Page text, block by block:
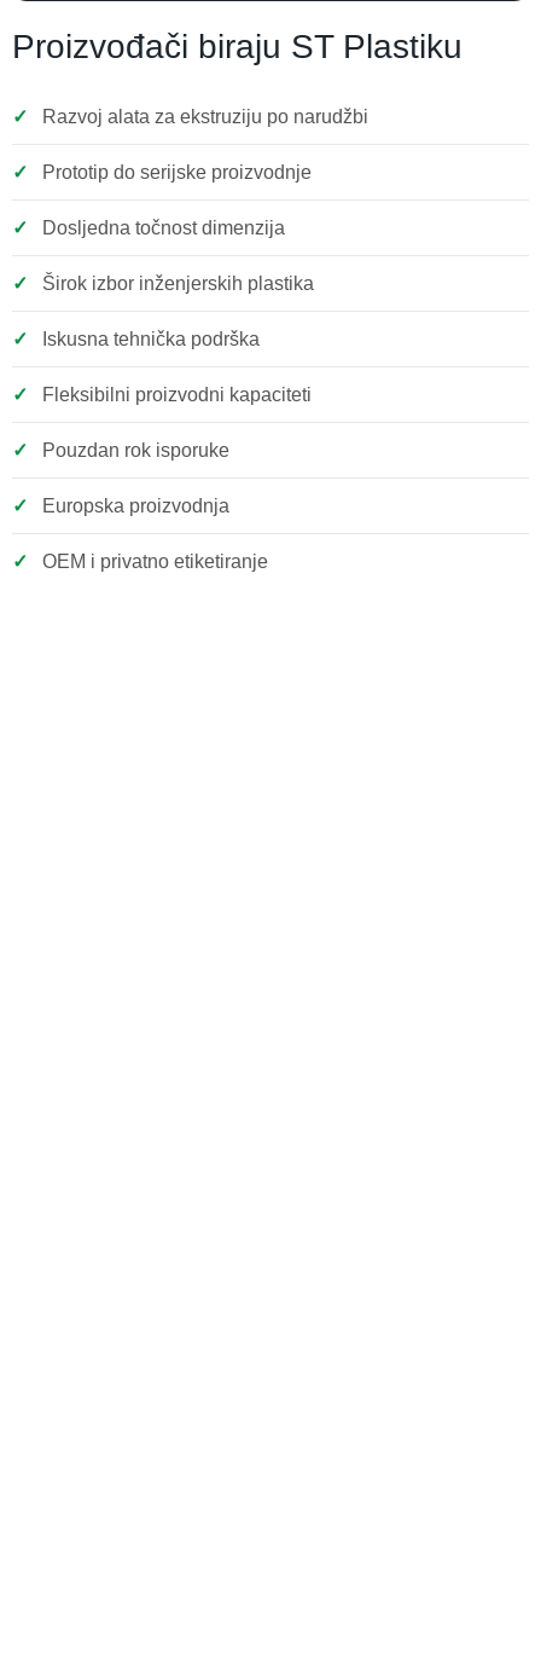
Proizvođači biraju ST Plastiku
Razvoj alata za ekstruziju po narudžbi
Prototip do serijske proizvodnje
Dosljedna točnost dimenzija
Širok izbor inženjerskih plastika
Iskusna tehnička podrška
Fleksibilni proizvodni kapaciteti
Pouzdan rok isporuke
Europska proizvodnja
OEM i privatno etiketiranje